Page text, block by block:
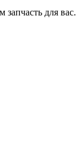
для вас.